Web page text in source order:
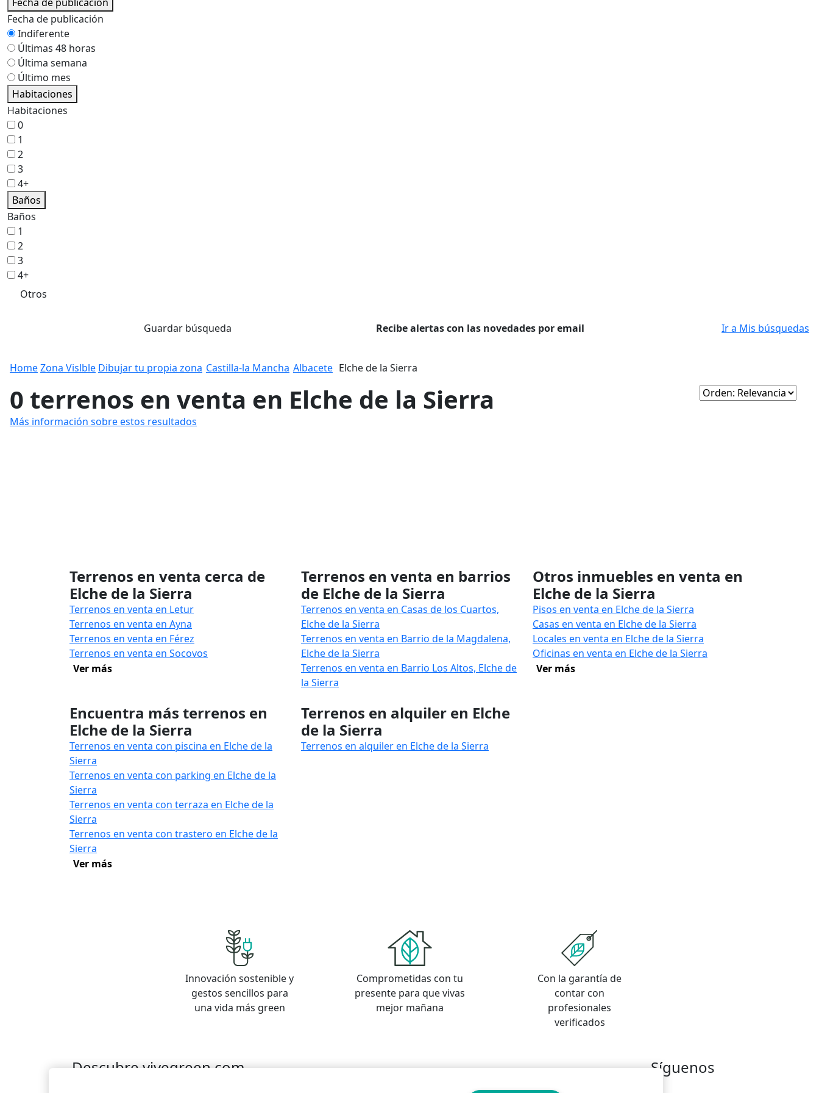
Fecha de publicación
Indiferente
Últimas 48 horas
Última semana
Último mes
Habitaciones
Habitaciones
0
1
2
3
4+
Baños
Baños
1
2
3
4+
Otros
Guardar búsqueda Recibe alertas con las novedades por email Ir a Mis búsquedas
HomeZona Vislble Dibujar tu propia zona Castilla-la Mancha Albacete Elche de la Sierra
0 terrenos en venta en Elche de la Sierra
Más información sobre estos resultados
Terrenos en venta cerca de
Elche de la Sierra
Terrenos en venta en Letur
Terrenos en venta en Ayna
Terrenos en venta en Férez
Terrenos en venta en Socovos
Ver más
Terrenos en venta en barrios
de Elche de la Sierra
Terrenos en venta en Casas de los Cuartos,
Elche de la Sierra
Terrenos en venta en Barrio de la Magdalena,
Elche de la Sierra
Terrenos en venta en Barrio Los Altos, Elche de
la Sierra
Otros inmuebles en venta en
Elche de la Sierra
Pisos en venta en Elche de la Sierra
Casas en venta en Elche de la Sierra
Locales en venta en Elche de la Sierra
Oficinas en venta en Elche de la Sierra
Ver más
Encuentra más terrenos en
Elche de la Sierra
Terrenos en venta con piscina en Elche de la
Sierra
Terrenos en venta con parking en Elche de la
Sierra
Terrenos en venta con terraza en Elche de la
Sierra
Terrenos en venta con trastero en Elche de la
Sierra
Ver más
Terrenos en alquiler en Elche
de la Sierra
Terrenos en alquiler en Elche de la Sierra
Innovación sostenible y
gestos sencillos para
una vida más green
Comprometidas con tu
presente para que vivas
mejor mañana
Con la garantía de
contar con
profesionales
verificados
Descubre vivegreen.com
Síguenos